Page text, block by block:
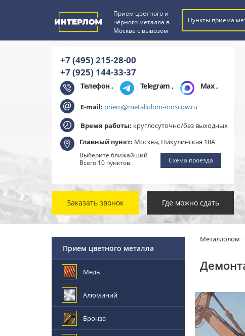
Прием цветного и
чёрного металла в
Москве с вывозом
Пункты приема
+7 (495) 215-28-00
+7 (925) 144-33-37
Телефон , Telegram , Max,
E-mail: priem@metallolom-moscow.ru
Время работы: круглосуточно/без выходных
Главный пункт: Москва, Никулинская 18А
Выберите ближайший
Всего 10 пунктов.
Схема проезда
Заказать звонок Где можно сдать
Металлолом
Прием цветного металла
Медь
Алюминий
Бронза